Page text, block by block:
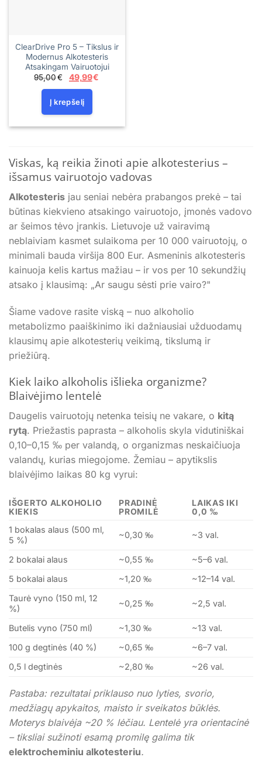
ClearDrive Pro 5 – Tikslus ir
Modernus Alkotesteris
Atsakingam Vairuotojui
95,00€
Original
price
was:
95,00€.
49,99€
Į krepšelį
Viskas, ką reikia žinoti apie alkotesterius –
išsamus vairuotojo vadovas
Alkotesteris jau seniai nebėra prabangos prekė – tai
būtinas kiekvieno atsakingo vairuotojo, įmonės vadovo
ar šeimos tėvo įrankis. Lietuvoje už vairavimą
neblaiviam kasmet sulaikoma per 10 000 vairuotojų, o
minimali bauda viršija 800 Eur. Asmeninis alkotesteris
kainuoja kelis kartus mažiau – ir vos per 10 sekundžių
atsako į klausimą: „Ar saugu sėsti prie vairo?"
Šiame vadove rasite viską – nuo alkoholio
metabolizmo paaiškinimo iki dažniausiai užduodamų
klausimų apie alkotesterių veikimą, tikslumą ir
priežiūrą.
Kiek laiko alkoholis išlieka organizme?
Blaivėjimo lentelė
Daugelis vairuotojų netenka teisių ne vakare, o kitą
rytą. Priežastis paprasta – alkoholis skyla vidutiniškai
0,10–0,15 ‰ per valandą, o organizmas neskaičiuoja
valandų, kurias miegojome. Žemiau – apytikslis
blaivėjimo laikas 80 kg vyrui:
IŠGERTO ALKOHOLIO
KIEKIS
PRADINĖ
PROMILĖ
LAIKAS IKI
0,0 ‰
1 bokalas alaus (500 ml,
5 %)
~0,30 ‰ ~3 val.
2 bokalai alaus ~0,55 ‰
~5–6 val.
5 bokalai alaus
~1,20 ‰
~12–14 val.
Taurė vyno (150 ml, 12
%)
~0,25 ‰ ~2,5 val.
Butelis vyno (750 ml) ~1,30 ‰
~13 val.
100 g degtinės (40 %)
~0,65 ‰
~6–7 val.
0,5 l degtinės
~2,80 ‰ ~26 val.
Pastaba: rezultatai priklauso nuo lyties, svorio,
medžiagų apykaitos, maisto ir sveikatos būklės.
Moterys blaivėja ~20 % lėčiau. Lentelė yra orientacinė
– tiksliai sužinoti esamą promilę galima tik
elektrocheminiu alkotesteriu.